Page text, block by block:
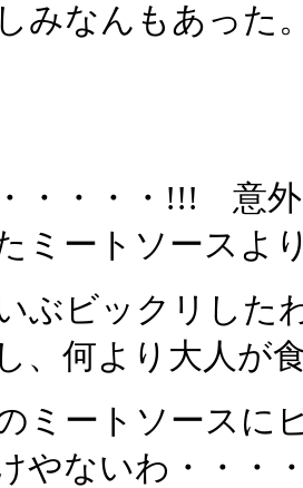
みなんもあった
・・・・!!! 意
ミートソースよ
ぶビックリした
、何より大人が
ミートソース
やないわ・・・